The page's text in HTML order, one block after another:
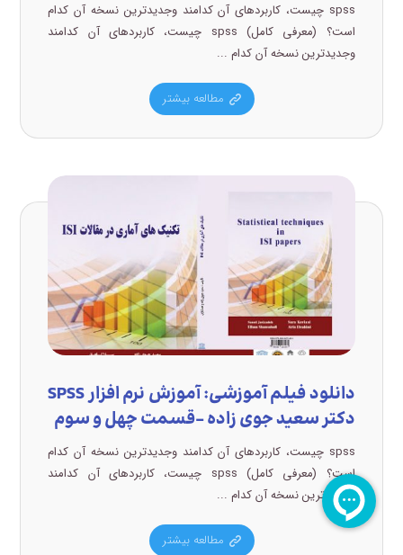
spss چیست، کاربردهای آن کدامند وجدیدترین نسخه آن کدام
است؟ (معرفی کامل) spss چیست، کاربردهای آن کدامند
وجدیدترین نسخه آن کدام ...
مطالعه بیشتر
دانلود فیلم آموزشی: آموزش نرم افزار SPSS
دکتر سعید جوی زاده –قسمت چهل و سوم
spss چیست، کاربردهای آن کدامند وجدیدترین نسخه آن کدام
است؟ (معرفی کامل) spss چیست، کاربردهای آن کدامند
وجدیدترین نسخه آن کدام ...
مطالعه بیشتر